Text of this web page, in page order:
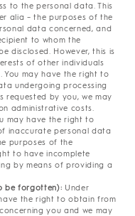
to the personal data. This
alia – the purposes of the
data concerned, and
to whom the
disclosed. However, this is
of other individuals
may have the right to
undergoing processing
requested by you, we may
administrative costs.
may have the right to
inaccurate personal data
purposes of the
to have incomplete
by means of providing a
be forgotten): Under
the right to obtain from
you and we may